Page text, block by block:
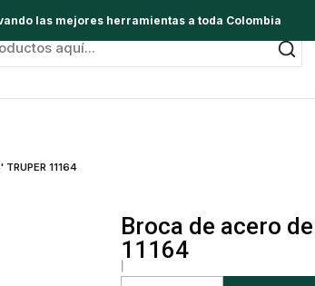
las mejores herramientas a toda Colombia
11164
Broca de acero
11164